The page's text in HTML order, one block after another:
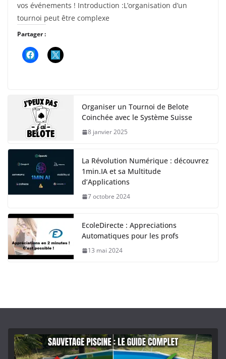
vos événements ! Introduction :L’organisation d’un
tournoi peut être complexe
Partager :
Organiser un Tournoi de Belote
Coinchée avec le Système Suisse
8 janvier 2025
La Révolution Numérique : découvrez
1min.IA et sa Multitude
d’Applications
7 octobre 2024
EcoleDirecte : Appreciations
Automatiques pour les profs
13 mai 2024